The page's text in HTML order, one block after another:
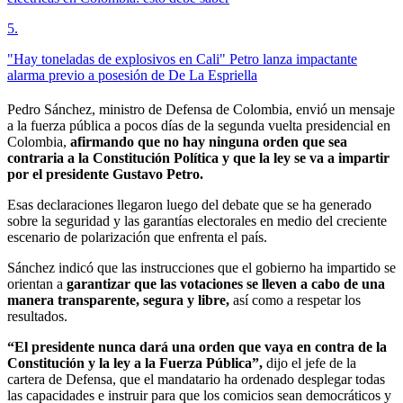
5.
"Hay toneladas de explosivos en Cali" Petro lanza impactante
alarma previo a posesión de De La Espriella
Pedro Sánchez, ministro de Defensa de Colombia, envió un mensaje
a la fuerza pública a pocos días de la segunda vuelta presidencial en
Colombia, afirmando que no hay ninguna orden que sea
contraria a la Constitución Política y que la ley se va a impartir
por el presidente Gustavo Petro.
Esas declaraciones llegaron luego del debate que se ha generado
sobre la seguridad y las garantías electorales en medio del creciente
escenario de polarización que enfrenta el país.
Sánchez indicó que las instrucciones que el gobierno ha impartido se
orientan a garantizar que las votaciones se lleven a cabo de una
manera transparente, segura y libre, así como a respetar los
resultados.
“El presidente nunca dará una orden que vaya en contra de la
Constitución y la ley a la Fuerza Pública”, dijo el jefe de la
cartera de Defensa, que el mandatario ha ordenado desplegar todas
las capacidades e instruir para que los comicios sean democráticos y